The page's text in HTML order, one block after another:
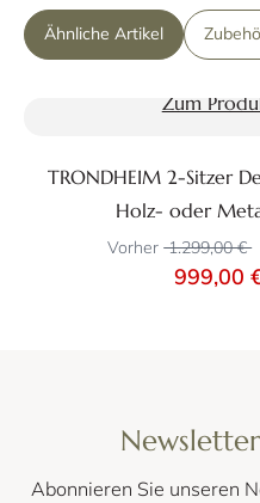
Ähnliche Artikel
Zum
TRONDHEIM 2-Sitzer
Holz- oder
Vorher 1.299,00 €
999,00
Abonnieren Sie unseren